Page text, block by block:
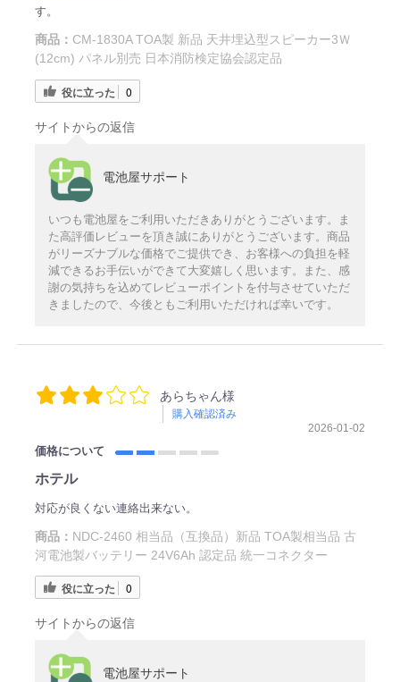
す。
商品： CM-1830A TOA製 新品 天井埋込型スピーカー3Ｗ
(12cm) パネル別売 日本消防検定協会認定品
役に立った 0
サイトからの返信
電池屋サポート
いつも電池屋をご利用いただきありがとうございます。ま
た高評価レビューを頂き誠にありがとうございます。商品
がリーズナブルな価格でご提供でき、お客様への負担を軽
減できるお手伝いができて大変嬉しく思います。また、感
謝の気持ちを込めてレビューポイントを付与させていただ
きましたので、今後ともご利用いただければ幸いです。
あらちゃん様
購入確認済み
2026-01-02
価格について
ホテル
対応が良くない連絡出来ない。
商品： NDC-2460 相当品（互換品）新品 TOA製相当品 古
河電池製バッテリー 24V6Ah 認定品 統一コネクター
役に立った 0
サイトからの返信
電池屋サポート